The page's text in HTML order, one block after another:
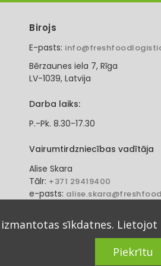
Birojs
E-pasts:
Bērzaunes iela 7, Rīga
LV-1039, Latvija
Darba laiks:
P.-Pk. 8.30-17.30
Vairumtirdzniecības vadītāja
Alise Skara
Tālr: +371 29419400
e-pasts:
sīkdatnes.
Piekrītu